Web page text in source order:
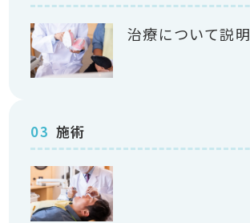
治療について説明
03 施術